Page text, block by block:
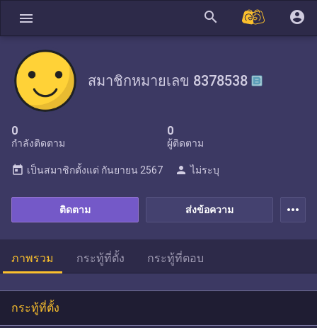
menu search account_circle
สมาชิกหมายเลข 8378538
0
กำลังติดตาม
0
ผู้ติดตาม
ส่งข้อความ
ติดตาม
today เป็นสมาชิกตั้งแต่ กันยายน 2567 person ไม่ระบุ
more_horiz
ภาพรวม กระทู้ที่ตั้ง กระทู้ที่ตอบ
กระทู้ที่ตั้ง